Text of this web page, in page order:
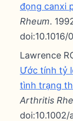
đọng canxi
Rheum.
Lawrence
Ước tính tỷ
tình trạng
Arthritis